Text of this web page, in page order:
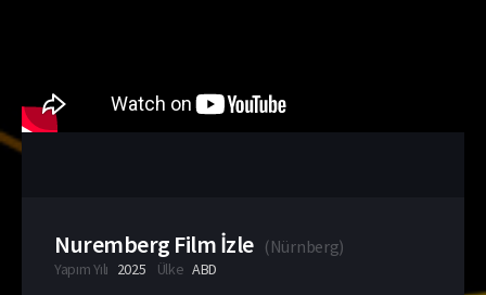
Nuremberg Film İzle (Nürnberg)
Yapım Yılı 2025 Ülke ABD